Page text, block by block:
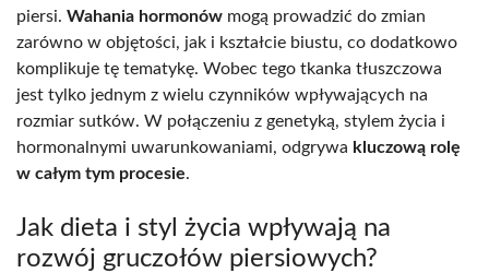
piersi. Wahania hormonów mogą prowadzić do zmian
zarówno w objętości, jak i kształcie biustu, co dodatkowo
komplikuje tę tematykę. Wobec tego tkanka tłuszczowa
jest tylko jednym z wielu czynników wpływających na
rozmiar sutków. W połączeniu z genetyką, stylem życia i
hormonalnymi uwarunkowaniami, odgrywa kluczową rolę
w całym tym procesie.
Jak dieta i styl życia wpływają na
rozwój gruczołów piersiowych?